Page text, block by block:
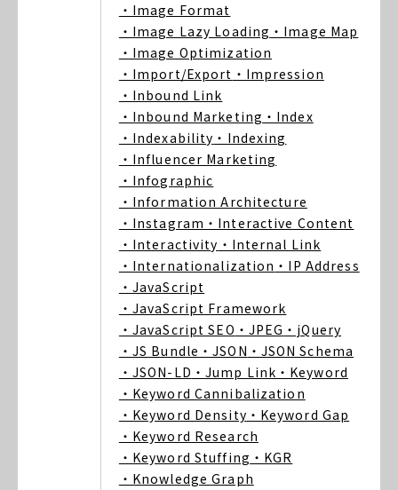
・Image Format
・Image Lazy Loading ・Image Map
・Image Optimization
・Import/Export ・Impression
・Inbound Link
・Inbound Marketing ・Index
・Indexability ・Indexing
・Influencer Marketing
・Infographic
・Information Architecture
・Instagram ・Interactive Content
・Interactivity ・Internal Link
・Internationalization ・IP Address
・JavaScript
・JavaScript Framework
・JavaScript SEO ・JPEG ・jQuery
・JS Bundle ・JSON ・JSON Schema
・JSON-LD ・Jump Link ・Keyword
・Keyword Cannibalization
・Keyword Density ・Keyword Gap
・Keyword Research
・Keyword Stuffing ・KGR
・Knowledge Graph